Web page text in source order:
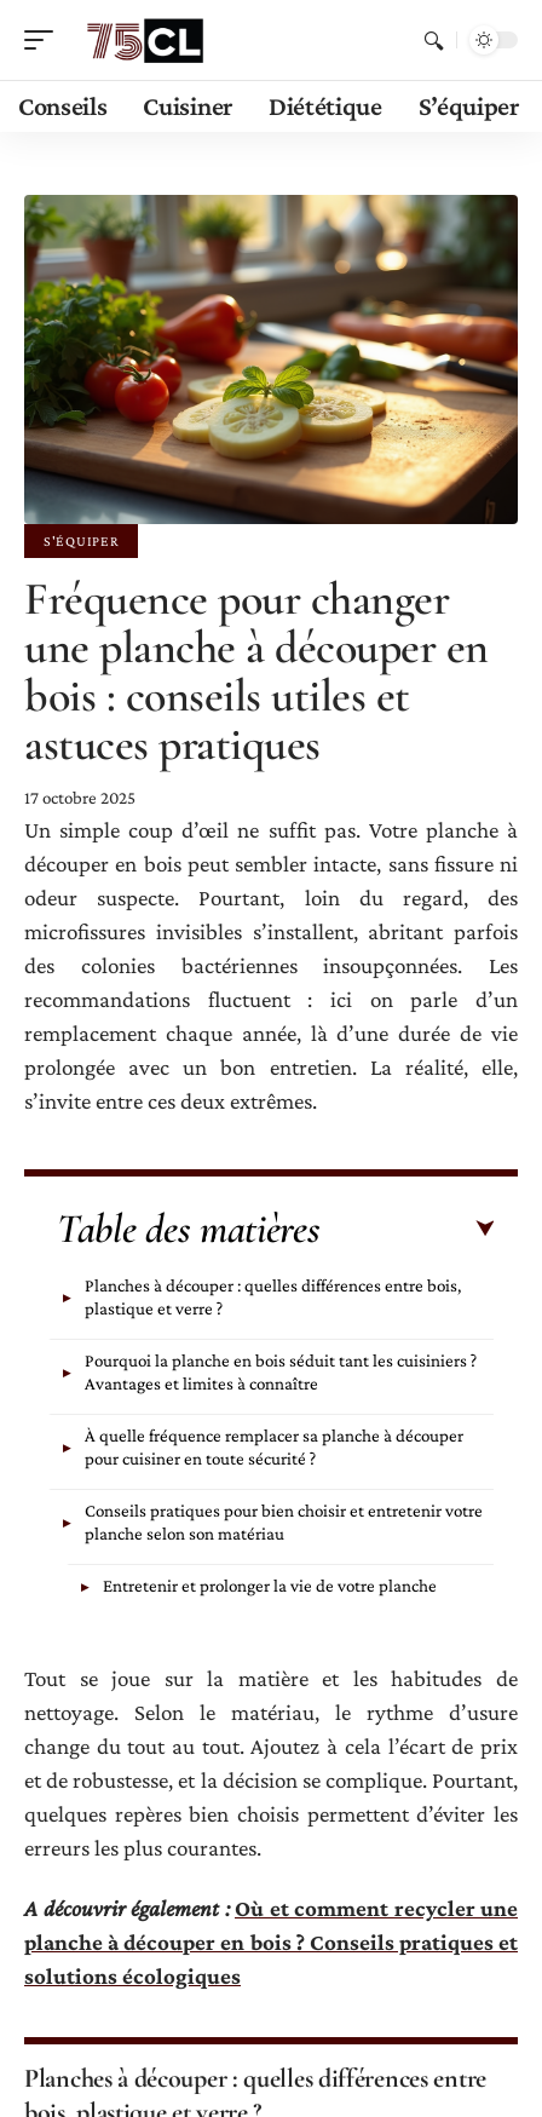
Conseils Cuisiner Diététique S’équiper
S'ÉQUIPER
Fréquence pour changer
une planche à découper en
bois : conseils utiles et
astuces pratiques
17 octobre 2025
Un simple coup d’œil ne suffit pas. Votre planche à
découper en bois peut sembler intacte, sans fissure ni
odeur suspecte. Pourtant, loin du regard, des
microfissures invisibles s’installent, abritant parfois
des colonies bactériennes insoupçonnées. Les
recommandations fluctuent : ici on parle d’un
remplacement chaque année, là d’une durée de vie
prolongée avec un bon entretien. La réalité, elle,
s’invite entre ces deux extrêmes.
Table des matières
Planches à découper : quelles différences entre bois,
plastique et verre ?
Pourquoi la planche en bois séduit tant les cuisiniers ?
Avantages et limites à connaître
À quelle fréquence remplacer sa planche à découper
pour cuisiner en toute sécurité ?
Conseils pratiques pour bien choisir et entretenir votre
planche selon son matériau
Entretenir et prolonger la vie de votre planche
Tout se joue sur la matière et les habitudes de
nettoyage. Selon le matériau, le rythme d’usure
change du tout au tout. Ajoutez à cela l’écart de prix
et de robustesse, et la décision se complique. Pourtant,
quelques repères bien choisis permettent d’éviter les
erreurs les plus courantes.
A découvrir également : Où et comment recycler une
planche à découper en bois ? Conseils pratiques et
solutions écologiques
Planches à découper : quelles différences entre